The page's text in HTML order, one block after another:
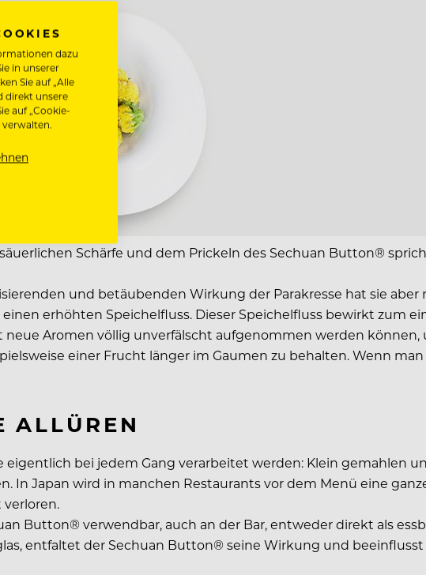
Schärfe und dem Prickeln des Sechuan Button®
und betäubenden Wirkung der Parakresse hat sie aber
erhöhten Speichelfluss. Dieser Speichelfluss bewirkt zum
neue Aromen völlig unverfälscht aufgenommen werden
einer Frucht länger im Gaumen zu behalten. Wenn
ALLÜREN
bei jedem Gang verarbeitet werden: Klein gemahlen
In Japan wird in manchen Restaurants vor dem Menü eine
Button® verwendbar, auch an der Bar, entweder direkt als
entfaltet der Sechuan Button® seine Wirkung und beeinflusst
dazu
in unserer
Sie auf „Alle
direkt unsere
auf „Cookie-
verwalten.